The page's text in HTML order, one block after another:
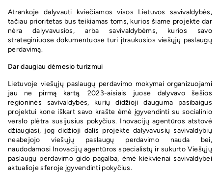
Atrankoje dalyvauti kviečiamos visos Lietuvos savivaldybės,
tačiau prioritetas bus teikiamas toms, kurios šiame projekte dar
nėra dalyvavusios, arba savivaldybėms, kurios savo
strateginiuose dokumentuose turi įtraukusios viešųjų paslaugų
perdavimą.
Dar daugiau dėmesio turizmui
Lietuvoje viešųjų paslaugų perdavimo mokymai organizuojami
jau ne pirmą kartą. 2023-aisiais juose dalyvavo šešios
regioninės savivaldybės, kurių didžioji dauguma pasibaigus
projektui kone iškart savo krašte ėmė įgyvendinti su socialinio
verslo plėtra susijusius pokyčius. Inovacijų agentūros atstovė
džiaugiasi, jog didžioji dalis projekte dalyvavusių savivaldybių
neabejojo viešųjų paslaugų perdavimo nauda bei,
naudodamosi Inovacijų agentūros specialistų ir sukurto Viešųjų
paslaugų perdavimo gido pagalba, ėmė kiekvienai savivaldybei
aktualioje sferoje įgyvendinti pokyčius.